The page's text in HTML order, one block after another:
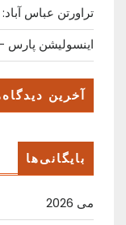
تراورتن عباس
اینسولیشن پارس
آخرین
بایگانی‌ها
می 2026